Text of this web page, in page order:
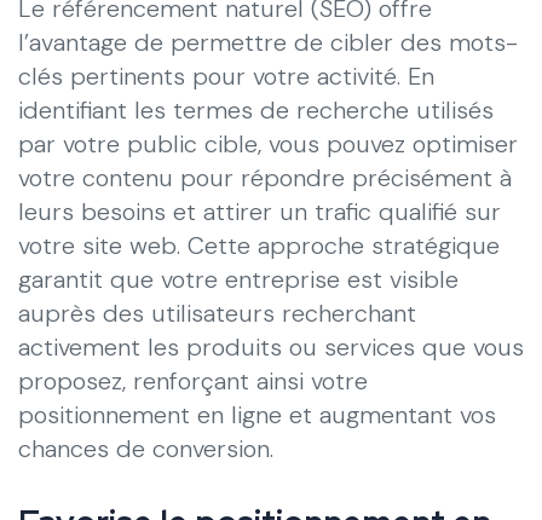
Le référencement naturel (SEO) offre
l’avantage de permettre de cibler des mots-
clés pertinents pour votre activité. En
identifiant les termes de recherche utilisés
par votre public cible, vous pouvez optimiser
votre contenu pour répondre précisément à
leurs besoins et attirer un trafic qualifié sur
votre site web. Cette approche stratégique
garantit que votre entreprise est visible
auprès des utilisateurs recherchant
activement les produits ou services que vous
proposez, renforçant ainsi votre
positionnement en ligne et augmentant vos
chances de conversion.